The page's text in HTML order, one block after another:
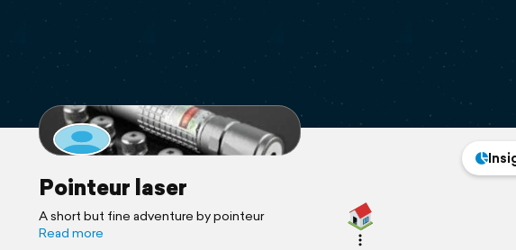
Pointeur laser
A short but fine adventure by pointeur
Read more